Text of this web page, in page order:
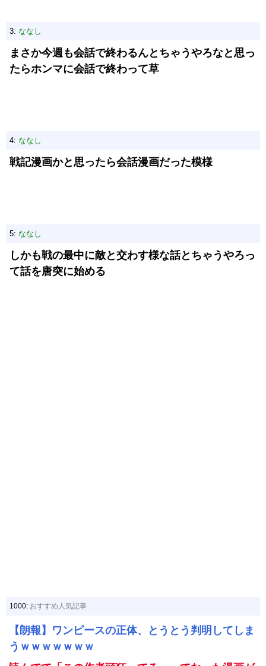
3: ななし
まさか今週も会話で終わるんとちゃうやろなと思っ
たらホンマに会話で終わって草
4: ななし
戦記漫画かと思ったら会話漫画だった模様
5: ななし
しかも戦の最中に敵と交わす様な話とちゃうやろっ
て話を唐突に始める
1000: おすすめ人気記事
【朗報】ワンピースの正体、とうとう判明してしま
うｗｗｗｗｗｗｗ